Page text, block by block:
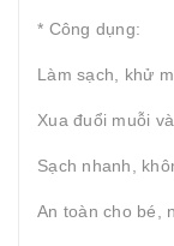
* Công dụng:
Làm sạch, khử
Xua đuổi muỗi
Sạch nhanh,
An toàn cho bé,